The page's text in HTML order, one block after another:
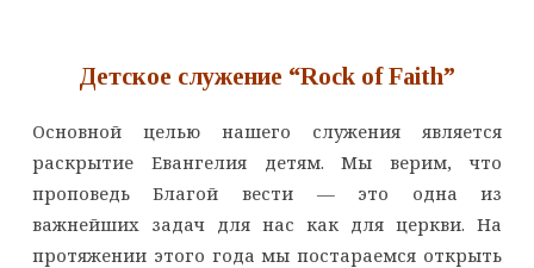
служение
“Rock
of
Fait
Детское служение “Rock of Faith”
Основной целью нашего служения является
раскрытие Евангелия детям. Мы верим, что
проповедь Благой вести — это одна из
важнейших задач для нас как для церкви. На
протяжении этого года мы постараемся открыть